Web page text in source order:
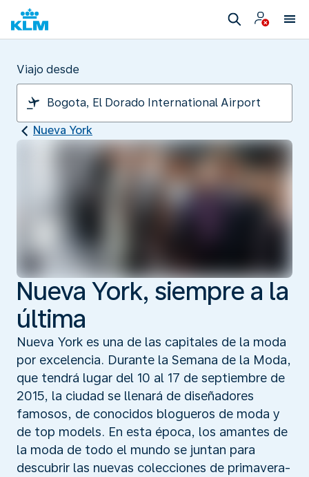
Viajo desde
Nueva York
Nueva York, siempre a la
última
Nueva York es una de las capitales de la moda
por excelencia. Durante la Semana de la Moda,
que tendrá lugar del 10 al 17 de septiembre de
2015, la ciudad se llenará de diseñadores
famosos, de conocidos blogueros de moda y
de top models. En esta época, los amantes de
la moda de todo el mundo se juntan para
descubrir las nuevas colecciones de primavera-